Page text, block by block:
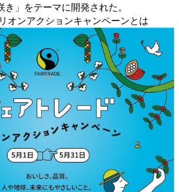
」をテーマに開発された。
オンアクションキャンペーンとは